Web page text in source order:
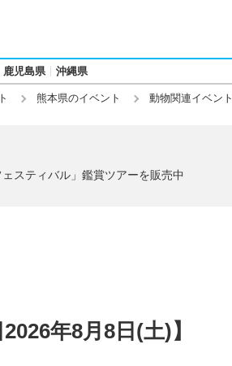
鹿児島県 沖縄県
熊本県のイベント 動物関連イベント
スティバル」鑑賞ツアーを販売中
年8月8日(土)】